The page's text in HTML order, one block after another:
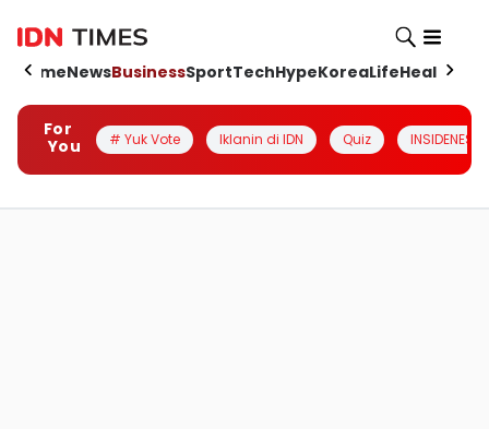
HomeNewsBusinessSportTechHypeKoreaLifeHealth
For
You
# Yuk Vote Iklanin di IDN Quiz INSIDENESIA